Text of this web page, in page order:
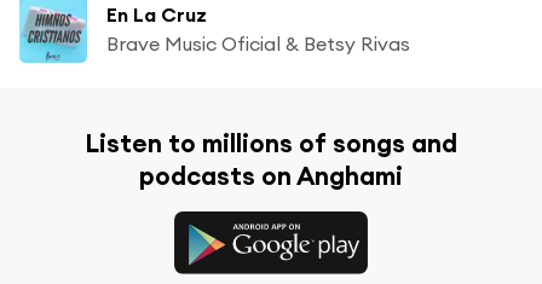
En La Cruz
Brave Music Oficial & Betsy Rivas
Listen to millions of songs and
podcasts on Anghami